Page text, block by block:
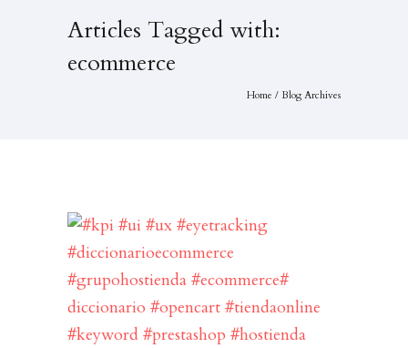
Articles Tagged with:
ecommerce
Home / Blog Archives